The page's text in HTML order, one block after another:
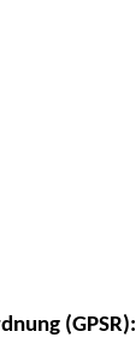
(GPSR):